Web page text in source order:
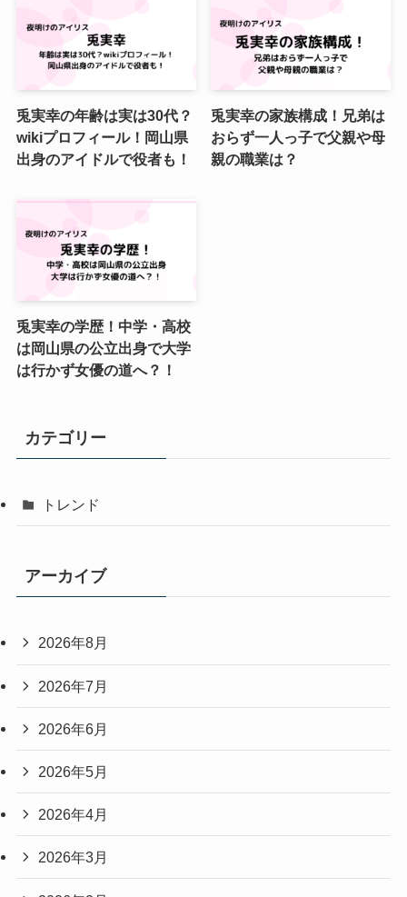
兎実幸の年齢は実は30代？
wikiプロフィール！岡山県
出身のアイドルで役者も！
兎実幸の家族構成！兄弟は
おらず一人っ子で父親や母
親の職業は？
兎実幸の学歴！中学・高校
は岡山県の公立出身で大学
は行かず女優の道へ？！
カテゴリー
トレンド
アーカイブ
2026年8月
2026年7月
2026年6月
2026年5月
2026年4月
2026年3月